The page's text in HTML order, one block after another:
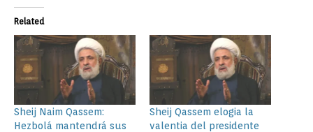
Related
Sheij Naim Qassem:
Hezbolá mantendrá sus
Sheij Qassem elogia la
valentia del presidente